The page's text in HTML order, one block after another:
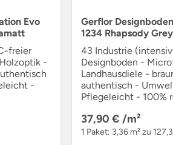
Evo
freier
-
-
Gerflor
1234 Rhapsody
43 Industrie
Designboden -
Landhausdiele -
authentisch -
Pflegeleicht - 100%
37,90 € /m²
1 Paket: 3,36 m² zu